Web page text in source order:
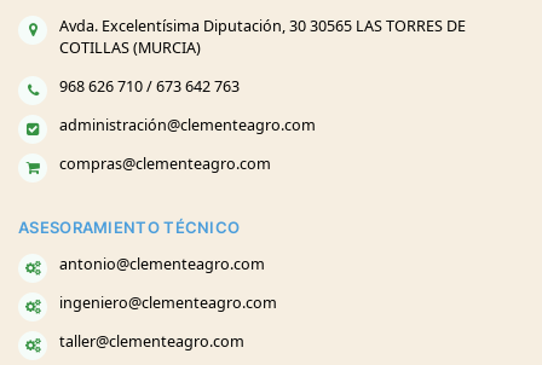
Avda. Excelentísima Diputación, 30 30565 LAS TORRES DE
COTILLAS (MURCIA)
968 626 710 / 673 642 763
administración@clementeagro.com
compras@clementeagro.com
ASESORAMIENTO TÉCNICO
antonio@clementeagro.com
ingeniero@clementeagro.com
taller@clementeagro.com